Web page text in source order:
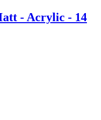
- Acrylic - 14